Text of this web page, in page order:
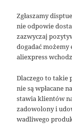
Zgłaszamy
nie odpowie
zazwyczaj
dogadać
aliexpress
Dlaczego to takie
nie są wpłacane
stawia klientów
zadowolony i
wadliwego